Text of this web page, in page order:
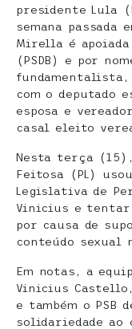
presidente Lula
semana passada
Mirella é apoiada
(PSDB) e por
fundamentalista,
com o deputado
esposa e
casal eleito
Nesta terça
Feitosa (PL)
Legislativa de
Vinicius e
por causa de
conteúdo sexual
Em notas, a
Vinicius
e também o PSB
solidariedade ao